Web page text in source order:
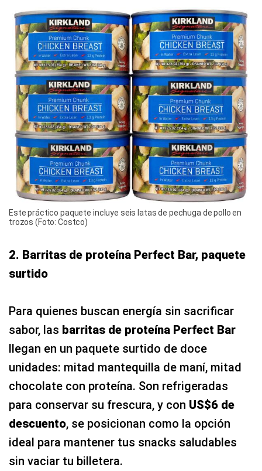
Este práctico paquete incluye seis latas de pechuga de pollo en
trozos (Foto: Costco)
2. Barritas de proteína Perfect Bar, paquete
surtido
Para quienes buscan energía sin sacrificar
sabor, las barritas de proteína Perfect Bar
llegan en un paquete surtido de doce
unidades: mitad mantequilla de maní, mitad
chocolate con proteína. Son refrigeradas
para conservar su frescura, y con US$6 de
descuento, se posicionan como la opción
ideal para mantener tus snacks saludables
sin vaciar tu billetera.